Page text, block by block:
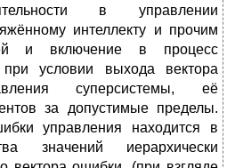
в управлении
интеллекту и прочим
и включение в процесс
при условии выхода вектора
суперсистемы, её
за допустимые пределы.
управления находится в
значений иерархически